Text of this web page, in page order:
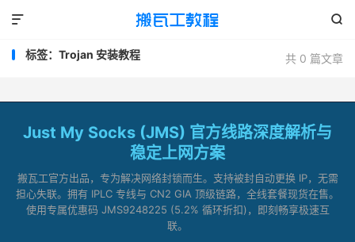


共 0 篇文章
标签：Trojan 安装教程
Just My Socks (JMS) 官方线路深度解析与
稳定上网方案
搬瓦工官方出品，专为解决网络封锁而生。支持被封自动更换 IP，无需
担心失联。拥有 IPLC 专线与 CN2 GIA 顶级链路，全线套餐现货在售。
使用专属优惠码 JMS9248225 (5.2% 循环折扣)，即刻畅享极速互
联。